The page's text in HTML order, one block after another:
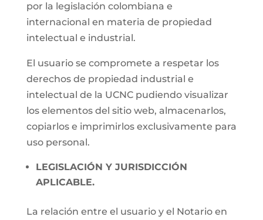
por la legislación colombiana e
internacional en materia de propiedad
intelectual e industrial.
El usuario se compromete a respetar los
derechos de propiedad industrial e
intelectual de la UCNC pudiendo visualizar
los elementos del sitio web, almacenarlos,
copiarlos e imprimirlos exclusivamente para
uso personal.
LEGISLACIÓN Y JURISDICCIÓN
APLICABLE.
La relación entre el usuario y el Notario en